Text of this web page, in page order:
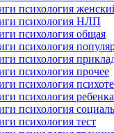
психология
психология НЛП
психология общая
психология
психология
психология прочее
психология
психология ребенка
психология
психология тест